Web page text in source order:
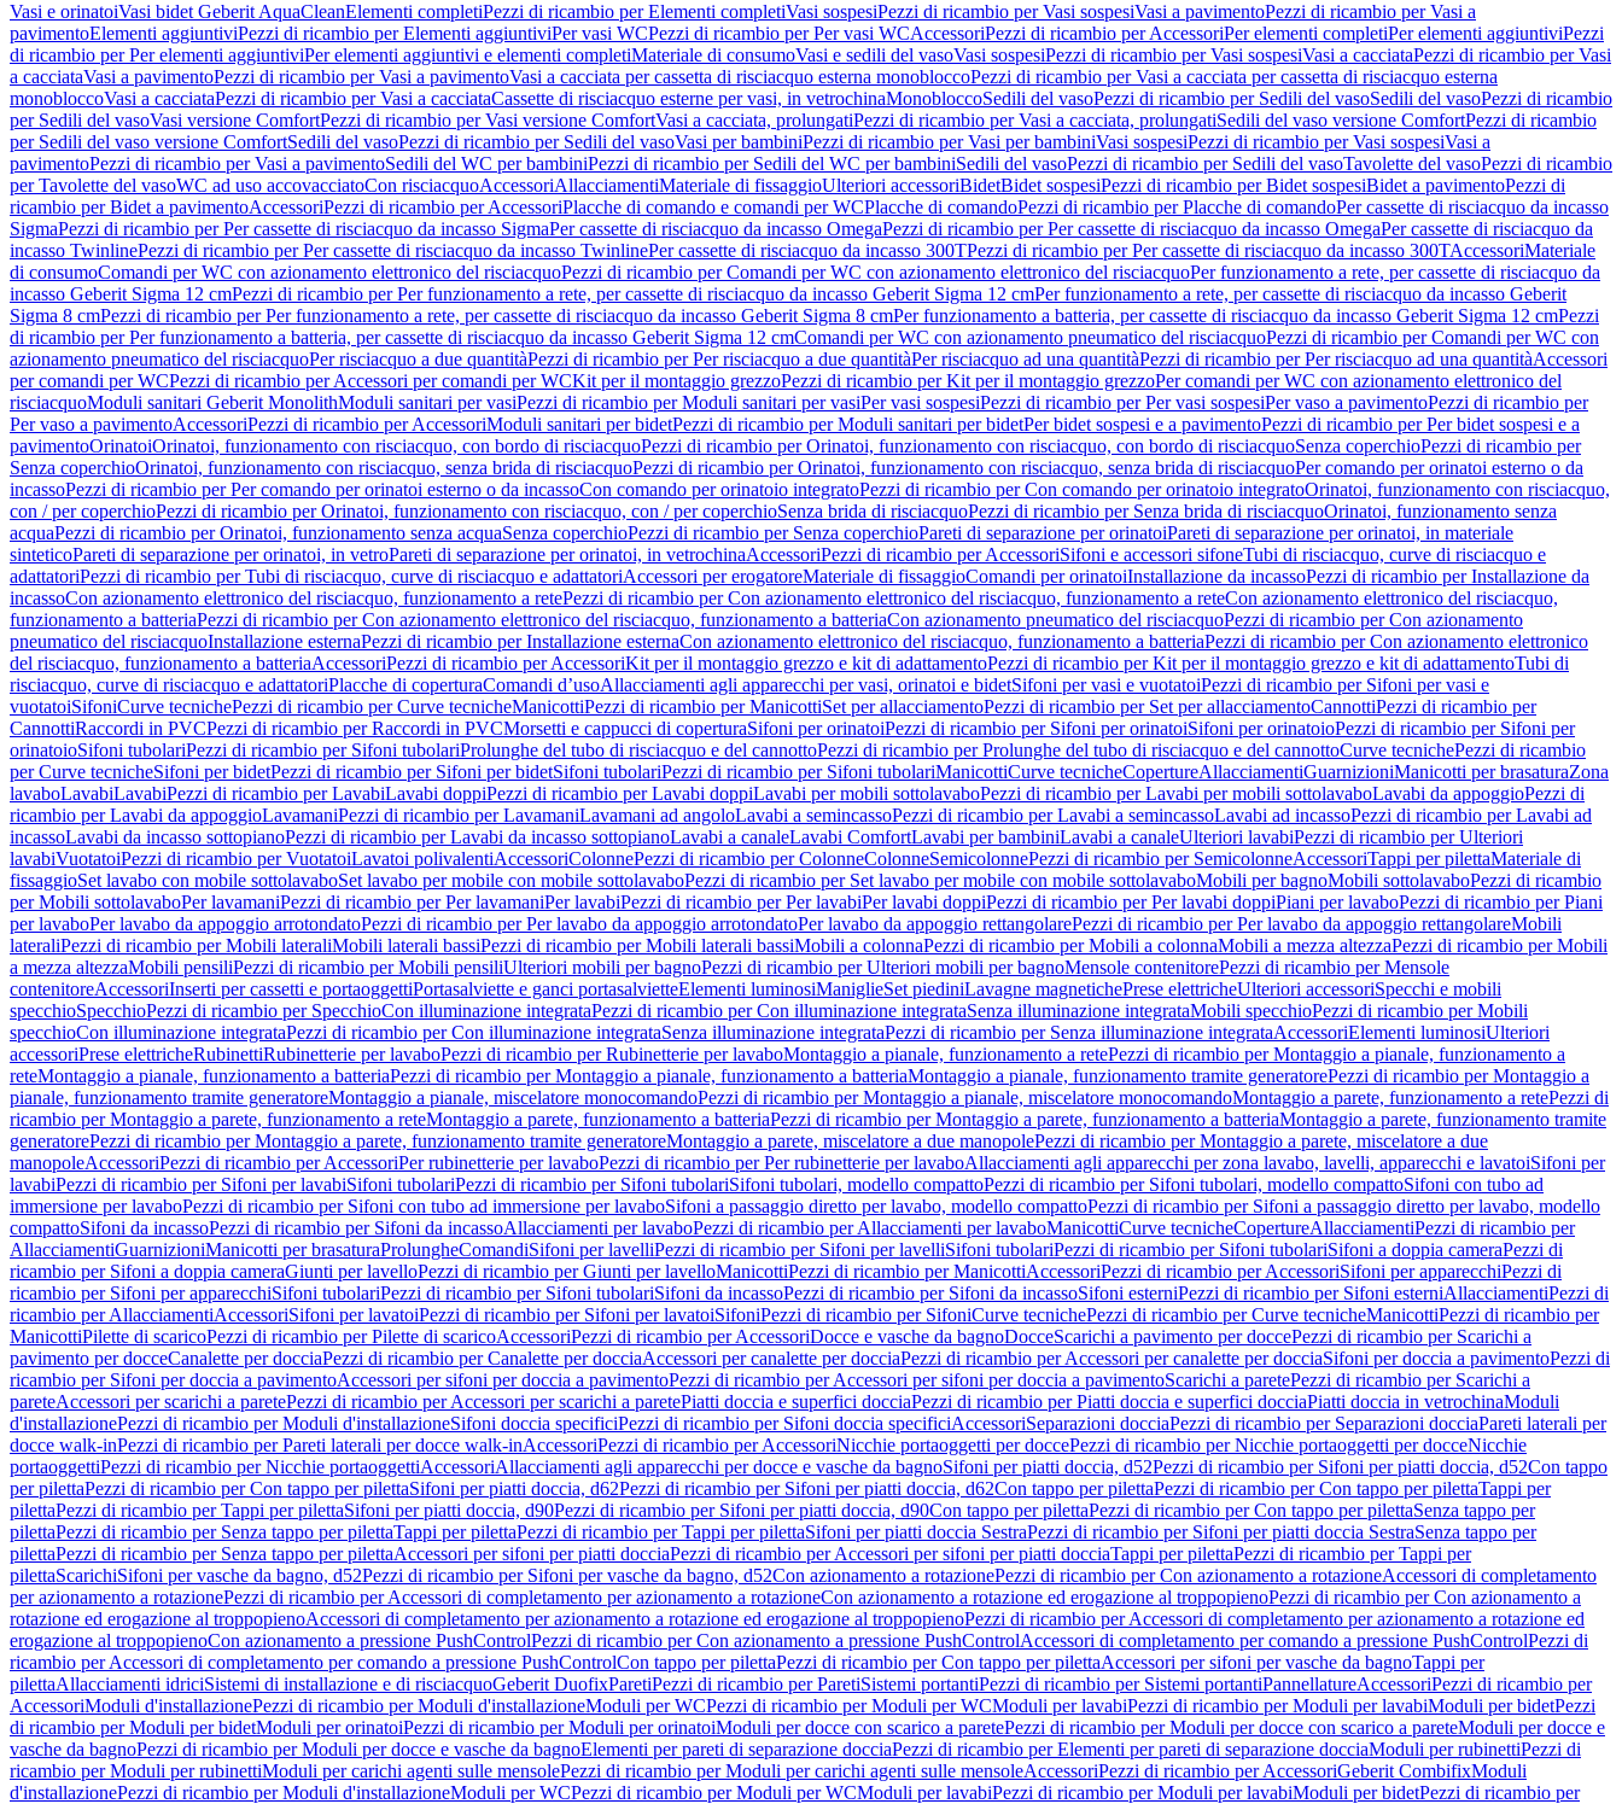
Vasi e orinatoiVasi bidet Geberit AquaCleanElementi completiPezzi di ricambio per Elementi completiVasi sospesiPezzi di ricambio per Vasi sospesiVasi a pavimentoPezzi di ricambio per Vasi a
pavimentoElementi aggiuntiviPezzi di ricambio per Elementi aggiuntiviPer vasi WCPezzi di ricambio per Per vasi WCAccessoriPezzi di ricambio per AccessoriPer elementi completiPer elementi aggiuntiviPezzi
di ricambio per Per elementi aggiuntiviPer elementi aggiuntivi e elementi completiMateriale di consumoVasi e sedili del vasoVasi sospesiPezzi di ricambio per Vasi sospesiVasi a cacciataPezzi di ricambio per Vasi
a cacciataVasi a pavimentoPezzi di ricambio per Vasi a pavimentoVasi a cacciata per cassetta di risciacquo esterna monobloccoPezzi di ricambio per Vasi a cacciata per cassetta di risciacquo esterna
monobloccoVasi a cacciataPezzi di ricambio per Vasi a cacciataCassette di risciacquo esterne per vasi, in vetrochinaMonobloccoSedili del vasoPezzi di ricambio per Sedili del vasoSedili del vasoPezzi di ricambio
per Sedili del vasoVasi versione ComfortPezzi di ricambio per Vasi versione ComfortVasi a cacciata, prolungatiPezzi di ricambio per Vasi a cacciata, prolungatiSedili del vaso versione ComfortPezzi di ricambio
per Sedili del vaso versione ComfortSedili del vasoPezzi di ricambio per Sedili del vasoVasi per bambiniPezzi di ricambio per Vasi per bambiniVasi sospesiPezzi di ricambio per Vasi sospesiVasi a
pavimentoPezzi di ricambio per Vasi a pavimentoSedili del WC per bambiniPezzi di ricambio per Sedili del WC per bambiniSedili del vasoPezzi di ricambio per Sedili del vasoTavolette del vasoPezzi di ricambio
per Tavolette del vasoWC ad uso accovacciatoCon risciacquoAccessoriAllacciamentiMateriale di fissaggioUlteriori accessoriBidetBidet sospesiPezzi di ricambio per Bidet sospesiBidet a pavimentoPezzi di
ricambio per Bidet a pavimentoAccessoriPezzi di ricambio per AccessoriPlacche di comando e comandi per WCPlacche di comandoPezzi di ricambio per Placche di comandoPer cassette di risciacquo da incasso
SigmaPezzi di ricambio per Per cassette di risciacquo da incasso SigmaPer cassette di risciacquo da incasso OmegaPezzi di ricambio per Per cassette di risciacquo da incasso OmegaPer cassette di risciacquo da
incasso TwinlinePezzi di ricambio per Per cassette di risciacquo da incasso TwinlinePer cassette di risciacquo da incasso 300TPezzi di ricambio per Per cassette di risciacquo da incasso 300TAccessoriMateriale
di consumoComandi per WC con azionamento elettronico del risciacquoPezzi di ricambio per Comandi per WC con azionamento elettronico del risciacquoPer funzionamento a rete, per cassette di risciacquo da
incasso Geberit Sigma 12 cmPezzi di ricambio per Per funzionamento a rete, per cassette di risciacquo da incasso Geberit Sigma 12 cmPer funzionamento a rete, per cassette di risciacquo da incasso Geberit
Sigma 8 cmPezzi di ricambio per Per funzionamento a rete, per cassette di risciacquo da incasso Geberit Sigma 8 cmPer funzionamento a batteria, per cassette di risciacquo da incasso Geberit Sigma 12 cmPezzi
di ricambio per Per funzionamento a batteria, per cassette di risciacquo da incasso Geberit Sigma 12 cmComandi per WC con azionamento pneumatico del risciacquoPezzi di ricambio per Comandi per WC con
azionamento pneumatico del risciacquoPer risciacquo a due quantitàPezzi di ricambio per Per risciacquo a due quantitàPer risciacquo ad una quantitàPezzi di ricambio per Per risciacquo ad una quantitàAccessori
per comandi per WCPezzi di ricambio per Accessori per comandi per WCKit per il montaggio grezzoPezzi di ricambio per Kit per il montaggio grezzoPer comandi per WC con azionamento elettronico del
risciacquoModuli sanitari Geberit MonolithModuli sanitari per vasiPezzi di ricambio per Moduli sanitari per vasiPer vasi sospesiPezzi di ricambio per Per vasi sospesiPer vaso a pavimentoPezzi di ricambio per
Per vaso a pavimentoAccessoriPezzi di ricambio per AccessoriModuli sanitari per bidetPezzi di ricambio per Moduli sanitari per bidetPer bidet sospesi e a pavimentoPezzi di ricambio per Per bidet sospesi e a
pavimentoOrinatoiOrinatoi, funzionamento con risciacquo, con bordo di risciacquoPezzi di ricambio per Orinatoi, funzionamento con risciacquo, con bordo di risciacquoSenza coperchioPezzi di ricambio per
Senza coperchioOrinatoi, funzionamento con risciacquo, senza brida di risciacquoPezzi di ricambio per Orinatoi, funzionamento con risciacquo, senza brida di risciacquoPer comando per orinatoi esterno o da
incassoPezzi di ricambio per Per comando per orinatoi esterno o da incassoCon comando per orinatoio integratoPezzi di ricambio per Con comando per orinatoio integratoOrinatoi, funzionamento con risciacquo,
con / per coperchioPezzi di ricambio per Orinatoi, funzionamento con risciacquo, con / per coperchioSenza brida di risciacquoPezzi di ricambio per Senza brida di risciacquoOrinatoi, funzionamento senza
acquaPezzi di ricambio per Orinatoi, funzionamento senza acquaSenza coperchioPezzi di ricambio per Senza coperchioPareti di separazione per orinatoiPareti di separazione per orinatoi, in materiale
sinteticoPareti di separazione per orinatoi, in vetroPareti di separazione per orinatoi, in vetrochinaAccessoriPezzi di ricambio per AccessoriSifoni e accessori sifoneTubi di risciacquo, curve di risciacquo e
adattatoriPezzi di ricambio per Tubi di risciacquo, curve di risciacquo e adattatoriAccessori per erogatoreMateriale di fissaggioComandi per orinatoiInstallazione da incassoPezzi di ricambio per Installazione da
incassoCon azionamento elettronico del risciacquo, funzionamento a retePezzi di ricambio per Con azionamento elettronico del risciacquo, funzionamento a reteCon azionamento elettronico del risciacquo,
funzionamento a batteriaPezzi di ricambio per Con azionamento elettronico del risciacquo, funzionamento a batteriaCon azionamento pneumatico del risciacquoPezzi di ricambio per Con azionamento
pneumatico del risciacquoInstallazione esternaPezzi di ricambio per Installazione esternaCon azionamento elettronico del risciacquo, funzionamento a batteriaPezzi di ricambio per Con azionamento elettronico
del risciacquo, funzionamento a batteriaAccessoriPezzi di ricambio per AccessoriKit per il montaggio grezzo e kit di adattamentoPezzi di ricambio per Kit per il montaggio grezzo e kit di adattamentoTubi di
risciacquo, curve di risciacquo e adattatoriPlacche di coperturaComandi d’usoAllacciamenti agli apparecchi per vasi, orinatoi e bidetSifoni per vasi e vuotatoiPezzi di ricambio per Sifoni per vasi e
vuotatoiSifoniCurve tecnichePezzi di ricambio per Curve tecnicheManicottiPezzi di ricambio per ManicottiSet per allacciamentoPezzi di ricambio per Set per allacciamentoCannottiPezzi di ricambio per
CannottiRaccordi in PVCPezzi di ricambio per Raccordi in PVCMorsetti e cappucci di coperturaSifoni per orinatoiPezzi di ricambio per Sifoni per orinatoiSifoni per orinatoioPezzi di ricambio per Sifoni per
orinatoioSifoni tubolariPezzi di ricambio per Sifoni tubolariProlunghe del tubo di risciacquo e del cannottoPezzi di ricambio per Prolunghe del tubo di risciacquo e del cannottoCurve tecnichePezzi di ricambio
per Curve tecnicheSifoni per bidetPezzi di ricambio per Sifoni per bidetSifoni tubolariPezzi di ricambio per Sifoni tubolariManicottiCurve tecnicheCopertureAllacciamentiGuarnizioniManicotti per brasaturaZona
lavaboLavabiLavabiPezzi di ricambio per LavabiLavabi doppiPezzi di ricambio per Lavabi doppiLavabi per mobili sottolavaboPezzi di ricambio per Lavabi per mobili sottolavaboLavabi da appoggioPezzi di
ricambio per Lavabi da appoggioLavamaniPezzi di ricambio per LavamaniLavamani ad angoloLavabi a semincassoPezzi di ricambio per Lavabi a semincassoLavabi ad incassoPezzi di ricambio per Lavabi ad
incassoLavabi da incasso sottopianoPezzi di ricambio per Lavabi da incasso sottopianoLavabi a canaleLavabi ComfortLavabi per bambiniLavabi a canaleUlteriori lavabiPezzi di ricambio per Ulteriori
lavabiVuotatoiPezzi di ricambio per VuotatoiLavatoi polivalentiAccessoriColonnePezzi di ricambio per ColonneColonneSemicolonnePezzi di ricambio per SemicolonneAccessoriTappi per pilettaMateriale di
fissaggioSet lavabo con mobile sottolavaboSet lavabo per mobile con mobile sottolavaboPezzi di ricambio per Set lavabo per mobile con mobile sottolavaboMobili per bagnoMobili sottolavaboPezzi di ricambio
per Mobili sottolavaboPer lavamaniPezzi di ricambio per Per lavamaniPer lavabiPezzi di ricambio per Per lavabiPer lavabi doppiPezzi di ricambio per Per lavabi doppiPiani per lavaboPezzi di ricambio per Piani
per lavaboPer lavabo da appoggio arrotondatoPezzi di ricambio per Per lavabo da appoggio arrotondatoPer lavabo da appoggio rettangolarePezzi di ricambio per Per lavabo da appoggio rettangolareMobili
lateraliPezzi di ricambio per Mobili lateraliMobili laterali bassiPezzi di ricambio per Mobili laterali bassiMobili a colonnaPezzi di ricambio per Mobili a colonnaMobili a mezza altezzaPezzi di ricambio per Mobili
a mezza altezzaMobili pensiliPezzi di ricambio per Mobili pensiliUlteriori mobili per bagnoPezzi di ricambio per Ulteriori mobili per bagnoMensole contenitorePezzi di ricambio per Mensole
contenitoreAccessoriInserti per cassetti e portaoggettiPortasalviette e ganci portasalvietteElementi luminosiManiglieSet piediniLavagne magnetichePrese elettricheUlteriori accessoriSpecchi e mobili
specchioSpecchioPezzi di ricambio per SpecchioCon illuminazione integrataPezzi di ricambio per Con illuminazione integrataSenza illuminazione integrataMobili specchioPezzi di ricambio per Mobili
specchioCon illuminazione integrataPezzi di ricambio per Con illuminazione integrataSenza illuminazione integrataPezzi di ricambio per Senza illuminazione integrataAccessoriElementi luminosiUlteriori
accessoriPrese elettricheRubinettiRubinetterie per lavaboPezzi di ricambio per Rubinetterie per lavaboMontaggio a pianale, funzionamento a retePezzi di ricambio per Montaggio a pianale, funzionamento a
reteMontaggio a pianale, funzionamento a batteriaPezzi di ricambio per Montaggio a pianale, funzionamento a batteriaMontaggio a pianale, funzionamento tramite generatorePezzi di ricambio per Montaggio a
pianale, funzionamento tramite generatoreMontaggio a pianale, miscelatore monocomandoPezzi di ricambio per Montaggio a pianale, miscelatore monocomandoMontaggio a parete, funzionamento a retePezzi di
ricambio per Montaggio a parete, funzionamento a reteMontaggio a parete, funzionamento a batteriaPezzi di ricambio per Montaggio a parete, funzionamento a batteriaMontaggio a parete, funzionamento tramite
generatorePezzi di ricambio per Montaggio a parete, funzionamento tramite generatoreMontaggio a parete, miscelatore a due manopolePezzi di ricambio per Montaggio a parete, miscelatore a due
manopoleAccessoriPezzi di ricambio per AccessoriPer rubinetterie per lavaboPezzi di ricambio per Per rubinetterie per lavaboAllacciamenti agli apparecchi per zona lavabo, lavelli, apparecchi e lavatoiSifoni per
lavabiPezzi di ricambio per Sifoni per lavabiSifoni tubolariPezzi di ricambio per Sifoni tubolariSifoni tubolari, modello compattoPezzi di ricambio per Sifoni tubolari, modello compattoSifoni con tubo ad
immersione per lavaboPezzi di ricambio per Sifoni con tubo ad immersione per lavaboSifoni a passaggio diretto per lavabo, modello compattoPezzi di ricambio per Sifoni a passaggio diretto per lavabo, modello
compattoSifoni da incassoPezzi di ricambio per Sifoni da incassoAllacciamenti per lavaboPezzi di ricambio per Allacciamenti per lavaboManicottiCurve tecnicheCopertureAllacciamentiPezzi di ricambio per
AllacciamentiGuarnizioniManicotti per brasaturaProlungheComandiSifoni per lavelliPezzi di ricambio per Sifoni per lavelliSifoni tubolariPezzi di ricambio per Sifoni tubolariSifoni a doppia cameraPezzi di
ricambio per Sifoni a doppia cameraGiunti per lavelloPezzi di ricambio per Giunti per lavelloManicottiPezzi di ricambio per ManicottiAccessoriPezzi di ricambio per AccessoriSifoni per apparecchiPezzi di
ricambio per Sifoni per apparecchiSifoni tubolariPezzi di ricambio per Sifoni tubolariSifoni da incassoPezzi di ricambio per Sifoni da incassoSifoni esterniPezzi di ricambio per Sifoni esterniAllacciamentiPezzi di
ricambio per AllacciamentiAccessoriSifoni per lavatoiPezzi di ricambio per Sifoni per lavatoiSifoniPezzi di ricambio per SifoniCurve tecnichePezzi di ricambio per Curve tecnicheManicottiPezzi di ricambio per
ManicottiPilette di scaricoPezzi di ricambio per Pilette di scaricoAccessoriPezzi di ricambio per AccessoriDocce e vasche da bagnoDocceScarichi a pavimento per doccePezzi di ricambio per Scarichi a
pavimento per docceCanalette per docciaPezzi di ricambio per Canalette per docciaAccessori per canalette per docciaPezzi di ricambio per Accessori per canalette per docciaSifoni per doccia a pavimentoPezzi di
ricambio per Sifoni per doccia a pavimentoAccessori per sifoni per doccia a pavimentoPezzi di ricambio per Accessori per sifoni per doccia a pavimentoScarichi a paretePezzi di ricambio per Scarichi a
pareteAccessori per scarichi a paretePezzi di ricambio per Accessori per scarichi a paretePiatti doccia e superfici docciaPezzi di ricambio per Piatti doccia e superfici docciaPiatti doccia in vetrochinaModuli
d'installazionePezzi di ricambio per Moduli d'installazioneSifoni doccia specificiPezzi di ricambio per Sifoni doccia specificiAccessoriSeparazioni docciaPezzi di ricambio per Separazioni docciaPareti laterali per
docce walk-inPezzi di ricambio per Pareti laterali per docce walk-inAccessoriPezzi di ricambio per AccessoriNicchie portaoggetti per doccePezzi di ricambio per Nicchie portaoggetti per docceNicchie
portaoggettiPezzi di ricambio per Nicchie portaoggettiAccessoriAllacciamenti agli apparecchi per docce e vasche da bagnoSifoni per piatti doccia, d52Pezzi di ricambio per Sifoni per piatti doccia, d52Con tappo
per pilettaPezzi di ricambio per Con tappo per pilettaSifoni per piatti doccia, d62Pezzi di ricambio per Sifoni per piatti doccia, d62Con tappo per pilettaPezzi di ricambio per Con tappo per pilettaTappi per
pilettaPezzi di ricambio per Tappi per pilettaSifoni per piatti doccia, d90Pezzi di ricambio per Sifoni per piatti doccia, d90Con tappo per pilettaPezzi di ricambio per Con tappo per pilettaSenza tappo per
pilettaPezzi di ricambio per Senza tappo per pilettaTappi per pilettaPezzi di ricambio per Tappi per pilettaSifoni per piatti doccia SestraPezzi di ricambio per Sifoni per piatti doccia SestraSenza tappo per
pilettaPezzi di ricambio per Senza tappo per pilettaAccessori per sifoni per piatti docciaPezzi di ricambio per Accessori per sifoni per piatti docciaTappi per pilettaPezzi di ricambio per Tappi per
pilettaScarichiSifoni per vasche da bagno, d52Pezzi di ricambio per Sifoni per vasche da bagno, d52Con azionamento a rotazionePezzi di ricambio per Con azionamento a rotazioneAccessori di completamento
per azionamento a rotazionePezzi di ricambio per Accessori di completamento per azionamento a rotazioneCon azionamento a rotazione ed erogazione al troppopienoPezzi di ricambio per Con azionamento a
rotazione ed erogazione al troppopienoAccessori di completamento per azionamento a rotazione ed erogazione al troppopienoPezzi di ricambio per Accessori di completamento per azionamento a rotazione ed
erogazione al troppopienoCon azionamento a pressione PushControlPezzi di ricambio per Con azionamento a pressione PushControlAccessori di completamento per comando a pressione PushControlPezzi di
ricambio per Accessori di completamento per comando a pressione PushControlCon tappo per pilettaPezzi di ricambio per Con tappo per pilettaAccessori per sifoni per vasche da bagnoTappi per
pilettaAllacciamenti idriciSistemi di installazione e di risciacquoGeberit DuofixParetiPezzi di ricambio per ParetiSistemi portantiPezzi di ricambio per Sistemi portantiPannellatureAccessoriPezzi di ricambio per
AccessoriModuli d'installazionePezzi di ricambio per Moduli d'installazioneModuli per WCPezzi di ricambio per Moduli per WCModuli per lavabiPezzi di ricambio per Moduli per lavabiModuli per bidetPezzi
di ricambio per Moduli per bidetModuli per orinatoiPezzi di ricambio per Moduli per orinatoiModuli per docce con scarico a paretePezzi di ricambio per Moduli per docce con scarico a pareteModuli per docce e
vasche da bagnoPezzi di ricambio per Moduli per docce e vasche da bagnoElementi per pareti di separazione docciaPezzi di ricambio per Elementi per pareti di separazione docciaModuli per rubinettiPezzi di
ricambio per Moduli per rubinettiModuli per carichi agenti sulle mensolePezzi di ricambio per Moduli per carichi agenti sulle mensoleAccessoriPezzi di ricambio per AccessoriGeberit CombifixModuli
d'installazionePezzi di ricambio per Moduli d'installazioneModuli per WCPezzi di ricambio per Moduli per WCModuli per lavabiPezzi di ricambio per Moduli per lavabiModuli per bidetPezzi di ricambio per